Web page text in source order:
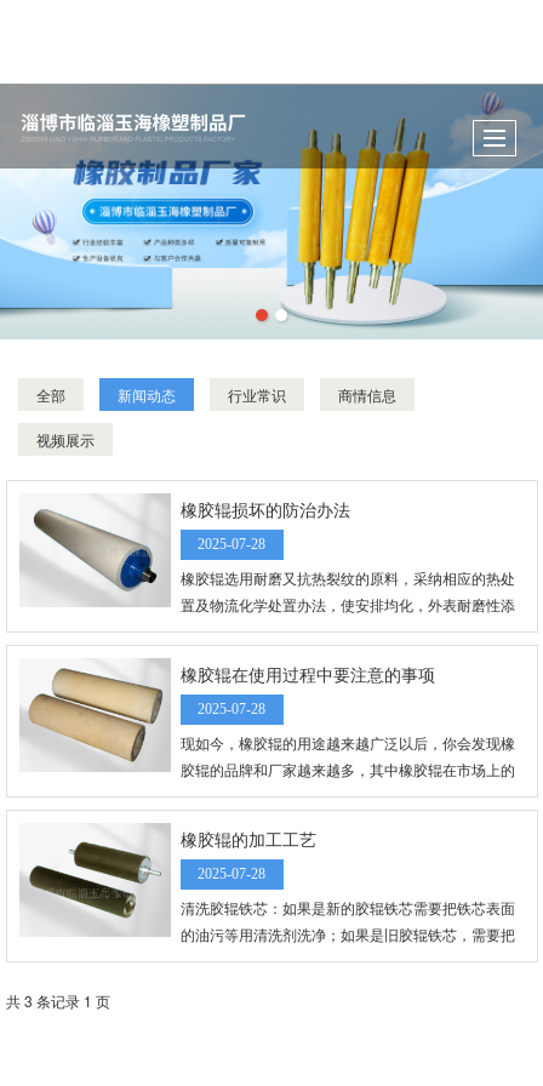
全部 新闻动态 行业常识 商情信息
视频展示
橡胶辊损坏的防治办法
2025-07-28
橡胶辊选用耐磨又抗热裂纹的原料，采纳相应的热处
置及物流化学处置办法，使安排均化，外表耐磨性添
加。橡胶辊在上轧机前进行硬度、超声波等归纳查
橡胶辊在使用过程中要注意的事项
2025-07-28
现如今，橡胶辊的用途越来越广泛以后，你会发现橡
胶辊的品牌和厂家越来越多，其中橡胶辊在市场上的
销量和知名度是较高的，尤其是在使用的过程中发挥
过程中需要注意到哪些方面呢？
橡胶辊的加工工艺
2025-07-28
清洗胶辊铁芯：如果是新的胶辊铁芯需要把铁芯表面
的油污等用清洗剂洗净；如果是旧胶辊铁芯，需要把
旧胶辊外层的包胶去除，同时用清洗剂把铁芯表面剩
共 3 条记录 1 页